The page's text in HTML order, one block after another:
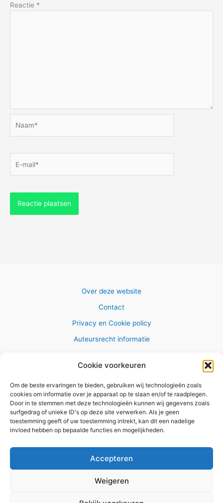
Cookie voorkeuren
Om de beste ervaringen te bieden, gebruiken wij technologieën zoals
cookies om informatie over je apparaat op te slaan en/of te raadplegen.
Door in te stemmen met deze technologieën kunnen wij gegevens zoals
surfgedrag of unieke ID's op deze site verwerken. Als je geen
toestemming geeft of uw toestemming intrekt, kan dit een nadelige
invloed hebben op bepaalde functies en mogelijkheden.
Accepteren
Weigeren
Reactie *
mail*
Over deze website
Contact
Privacy en Cookie policy
Auteursrecht informatie
Copyright © 2026 AlleWandelRoutes.nl
Vul hier je e-mail adres in om het
GRATIS wandelboekje te
ontvangen